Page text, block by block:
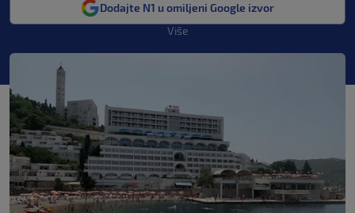
Dodajte N1 u omiljeni Google izvor
Više